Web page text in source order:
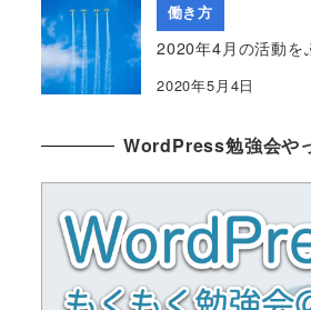
働き方
2020年4月の活動を
2020年5月4日
WordPress勉強会や